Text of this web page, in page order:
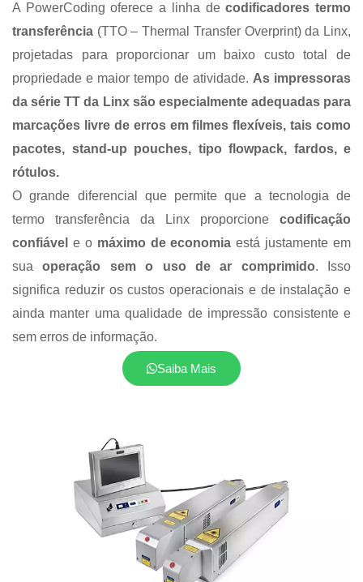
A PowerCoding oferece a linha decodificadores termo
transferência (TTO – Thermal Transfer Overprint) da Linx,
projetadas para proporcionar um baixo custo total de
propriedade e maior tempo de atividade. As impressoras
da série TT da Linx são especialmente adequadas para
marcações livre de erros em filmes flexíveis, tais como
pacotes, stand-up pouches, tipo flowpack, fardos, e
rótulos.
O grande diferencial que permite que a tecnologia de
termo transferência da Linx proporcione codificação
confiável e o máximo de economia está justamente em
suaoperação sem o uso de ar comprimido. Isso
significa reduzir os custos operacionais e de instalação e
ainda manter uma qualidade de impressão consistente e
sem erros de informação.
Saiba Mais